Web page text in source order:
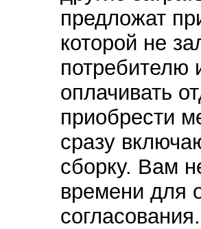
предложат
которой не
потребителю
оплачивать
приобрести
сразу
сборку. Вам
времени для
согласования.